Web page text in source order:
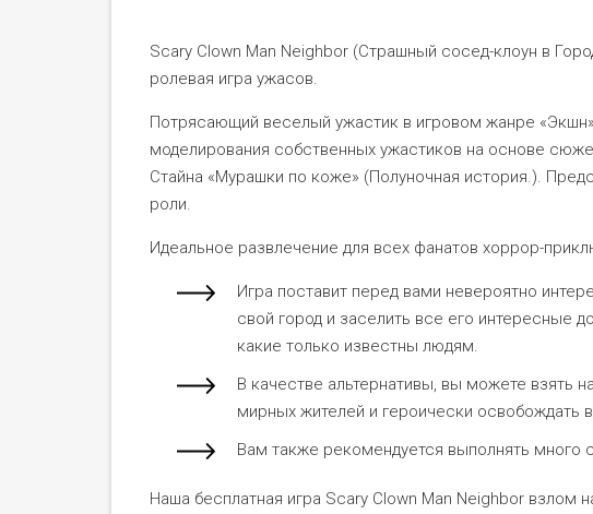
Scary Clown Man Neighbor (Страшный сосед-клоун в
ролевая игра ужасов.
Потрясающий веселый ужастик в игровом жанре
моделирования собственных ужастиков на основе
Стайна «Мурашки по коже» (Полуночная история.).
роли.
Идеальное развлечение для всех фанатов хоррор-
Игра поставит перед вами невероятно
свой город и заселить все его интересные
какие только известны людям.
В качестве альтернативы, вы можете взять
мирных жителей и героически освобождать
Вам также рекомендуется выполнять много
Наша бесплатная игра Scary Clown Man Neighbor взлом